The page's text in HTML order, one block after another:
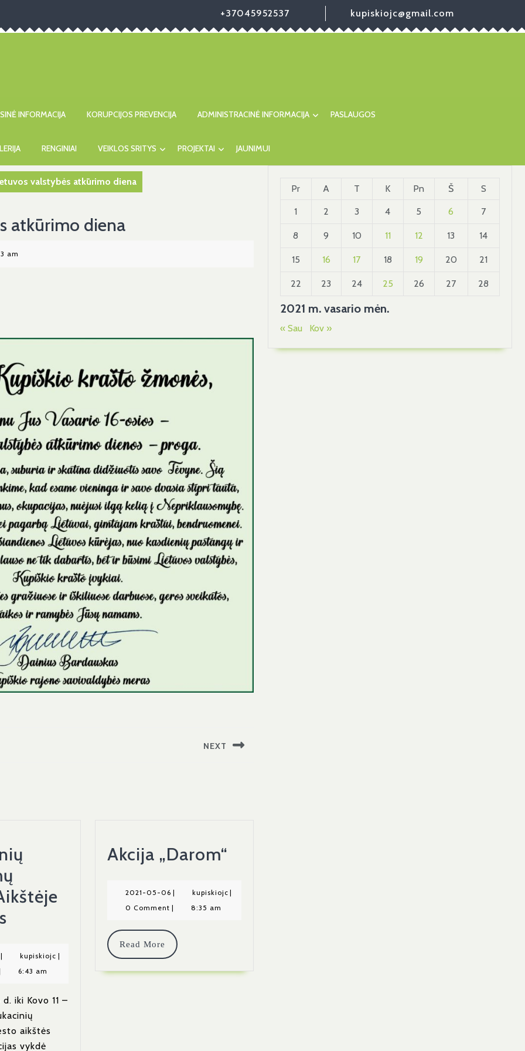
+37045952537 kupiskiojc@gmail.com
INFORMACIJA KORUPCIJOS PREVENCIJA ADMINISTRACINĖ INFORMACIJA PASLAUGOS
RENGINIAI VEIKLOS SRITYS PROJEKTAI JAUNIMUI
valstybės atkūrimo diena
atkūrimo diena
am
NEXT
Miesto
Aikštėje
Filmukas
2022-
| kupiskiojc kupiskiojc
|
6:43 am
iki Kovo 11 –
aikštės
vykdė
Akcija „Darom“
2021-05-06 2021-
05-
| kupiskiojckupiskiojc
|
0 Comment | 8:35 am
Read More
Read
2021 m. vasario mėn.
Pr A T K Pn Š S
1 2 3 4 5 6 7
8 9 10 11 12 13 14
15 16 17 18 19 20 21
22 23 24 25 26 27 28
« Sau Kov »